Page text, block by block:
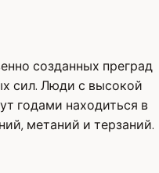
созданных преград
сил. Люди с высокой
годами находиться в
метаний и терзаний.